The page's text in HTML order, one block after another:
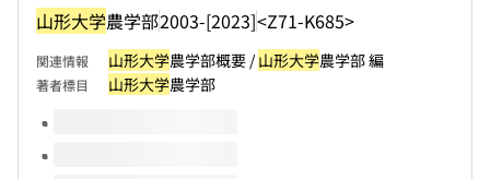
山形大学農学部2003-[2023]<Z71-K685>
関連情報 山形大学農学部概要 /山形大学農学部 編
著者標目 山形大学農学部
このタイトルの巻号